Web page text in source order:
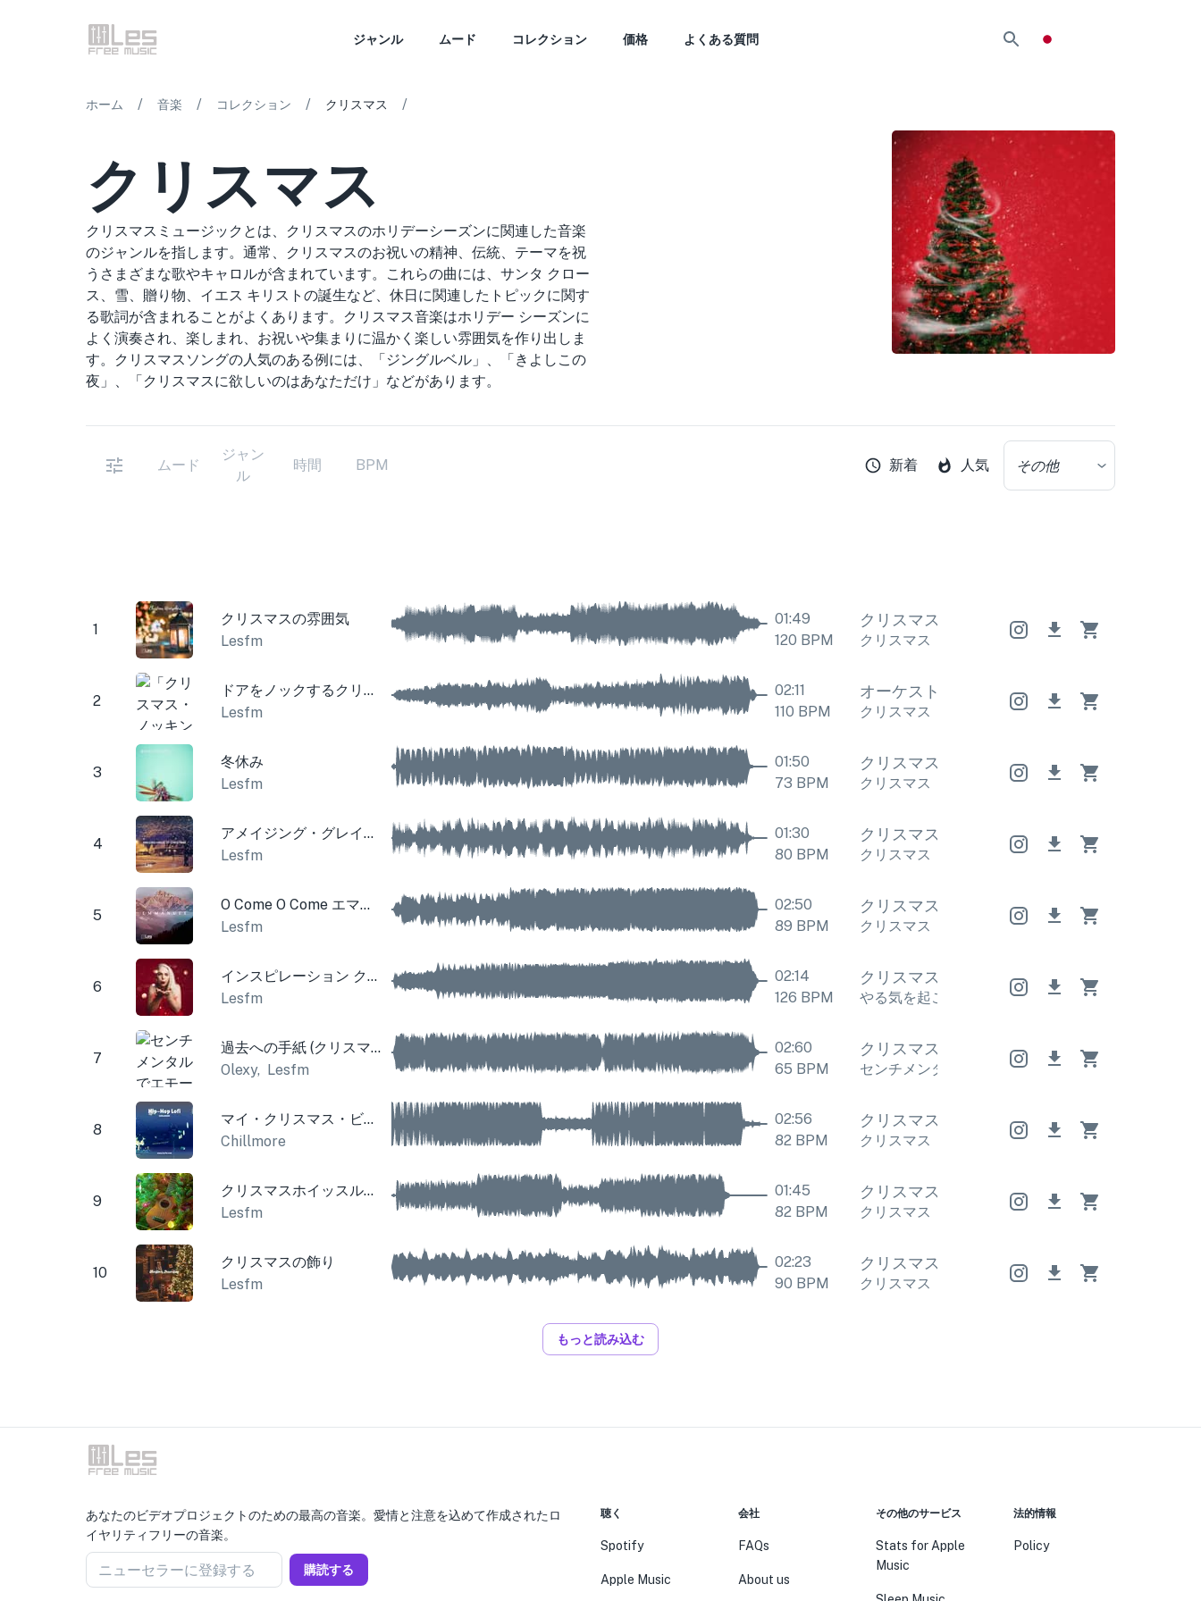
ジャンル ムード コレクション 価格 よくある質問
ホーム / 音楽 / コレクション / クリスマス /
クリスマス
クリスマスミュージックとは、クリスマスのホリデーシーズンに関連した音楽
のジャンルを指します。通常、クリスマスのお祝いの精神、伝統、テーマを祝
うさまざまな歌やキャロルが含まれています。これらの曲には、サンタ クロー
ス、雪、贈り物、イエス キリストの誕生など、休日に関連したトピックに関す
る歌詞が含まれることがよくあります。クリスマス音楽はホリデー シーズンに
よく演奏され、楽しまれ、お祝いや集まりに温かく楽しい雰囲気を作り出しま
す。クリスマスソングの人気のある例には、「ジングルベル」、「きよしこの
夜」、「クリスマスに欲しいのはあなただけ」などがあります。
ムード
ジャン
ル
時間 BPM 新着 人気 その他
1
クリスマスの雰囲気
Lesfm
01:49
120 BPM
クリスマス クリスマス クリスマス
クリスマス クリスマス クリスマス
2
ドアをノックするクリスマス
Lesfm
02:11
110 BPM
オーケストラ オーケストラ オーケストラ
クリスマス クリスマス クリスマス
3
冬休み
Lesfm
01:50
73 BPM
クリスマス クリスマス クリスマス
クリスマス クリスマス クリスマス
4
アメイジング・グレイス・オブ・クリスマス
Lesfm
01:30
80 BPM
クリスマス クリスマス クリスマス
クリスマス クリスマス クリスマス
5
O Come O Come エマニュエル
Lesfm
02:50
89 BPM
クリスマス クリスマス クリスマス
クリスマス クリスマス クリスマス
6
インスピレーション クリスマス やる気を起こさせる 明るい
Lesfm
02:14
126 BPM
クリスマス クリスマス クリスマス
やる気を起こさせる お祝い やる気を起こさせる
7
過去への手紙 (クリスマスバージョン)
Olexy, Lesfm
02:60
65 BPM
クリスマス クリスマス クリスマス
センチメンタル 感情的 センチメンタル
8
マイ・クリスマス・ビーツ
Chillmore
02:56
82BPM
クリスマス クリスマス クリスマス
クリスマス クリスマス クリスマス
9
クリスマスホイッスルとウクレレ
Lesfm
01:45
82BPM
クリスマス クリスマス クリスマス
クリスマス クリスマス クリスマス
10
クリスマスの飾り
Lesfm
02:23
90 BPM
クリスマス クリスマス クリスマス
クリスマス クリスマス クリスマス
もっと読み込む
あなたのビデオプロジェクトのための最高の音楽。愛情と注意を込めて作成されたロ
イヤリティフリーの音楽。
ニューセラーに登録する 購読する
聴く
Spotify
Apple Music
会社
FAQs
About us
その他のサービス
Stats for Apple
Music
法的情報
Policy